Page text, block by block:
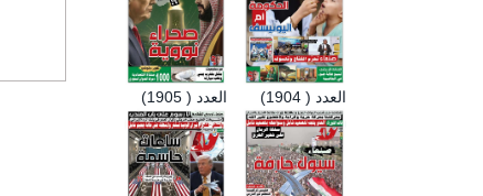
العدد ( 1905) العدد ( 1904)